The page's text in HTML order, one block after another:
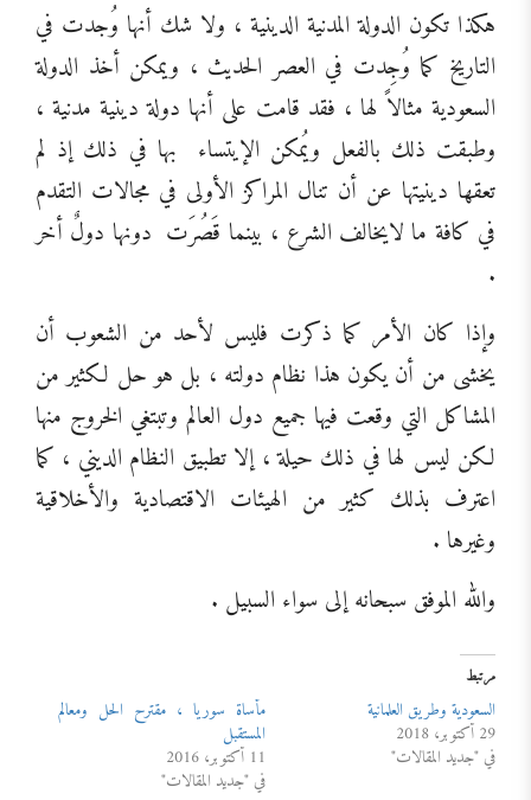
هكذا تكون الدولة المدنية الدينية ، ولا شك أنها وُجدت في
التاريخ كما وُجِدت في العصر الحديث ، ويمكن أخذ الدولة
السعودية مثالاً لها ، فقد قامت على أنها دولة دينية مدنية ،
وطبقت ذلك بالفعل ويُمكن الإيتساء بها في ذلك إذ لم
تعقها دينيتها عن أن تنال المراكز الأولى في مجالات التقدم
في كافة ما لايخالف الشرع ، بينما قَصُرَت دونها دولٌ أخر
.
وإذا كان الأمر كما ذكرت فليس لأحد من الشعوب أن
يخشى من أن يكون هذا نظام دولته ، بل هو حل لكثير من
المشاكل التي وقعت فيها جميع دول العالم وتبتغي الخروج منها
لكن ليس لها في ذلك حيلة ، إلا تطبيق النظام الديني ، كما
اعترف بذلك كثير من الهيئات الاقتصادية والأخلاقية
وغيرها .
والله الموفق سبحانه إلى سواء السبيل .
مرتبط
السعودية وطريق العلمانية
29 أكتوبر، 2018
في "جديد المقالات"
مأساة سوريا ، مقترح الحل ومعالم
المستقبل
11 أكتوبر، 2016
في "جديد المقالات"